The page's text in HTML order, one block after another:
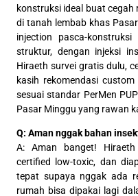
konstruksi ideal buat
di tanah lembab khas
injection pasca-
struktur, dengan injeksi
Hiraeth survei gratis dulu,
kasih rekomendasi
sesuai standar PerMen
Pasar Minggu yang rawan
Q: Aman nggak bahan
A: Aman banget!
certified low-toxic, dan
tepat supaya nggak ada
rumah bisa dipakai lagi